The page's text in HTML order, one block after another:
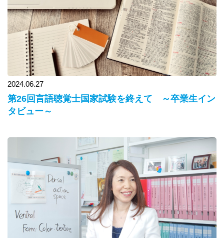
2024.06.27
第26回言語聴覚士国家試験を終えて ～卒業生イン
タビュー～